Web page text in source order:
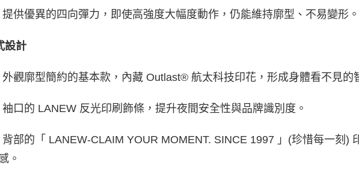
優異的四向彈力，即使高強度大幅度動作，仍能維持廓型、不易變形。
設計
廓型簡約的基本款，內藏 Outlast® 航太科技印花，形成身體看不見的
的 LANEW 反光印刷飾條，提升夜間安全性與品牌識別度。
的「 LANEW-CLAIM YOUR MOMENT. SINCE 1997 」(珍惜每一刻)
。